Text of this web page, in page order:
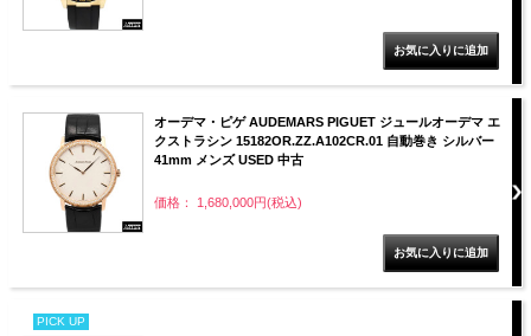
オーデマ・ピゲ AUDEMARS PIGUET ジュールオーデマ エ
クストラシン 15182OR.ZZ.A102CR.01 自動巻き シルバー
41mm メンズ USED 中古
価格： 1,680,000円(税込)
PICK UP